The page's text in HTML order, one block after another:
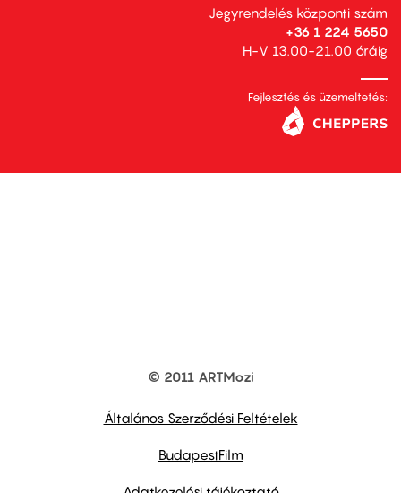
Jegyrendelés központi szám
+36 1 224 5650
H-V 13.00-21.00 óráig
Fejlesztés és üzemeltetés:
© 2011 ARTMozi
Általános Szerződési Feltételek
BudapestFilm